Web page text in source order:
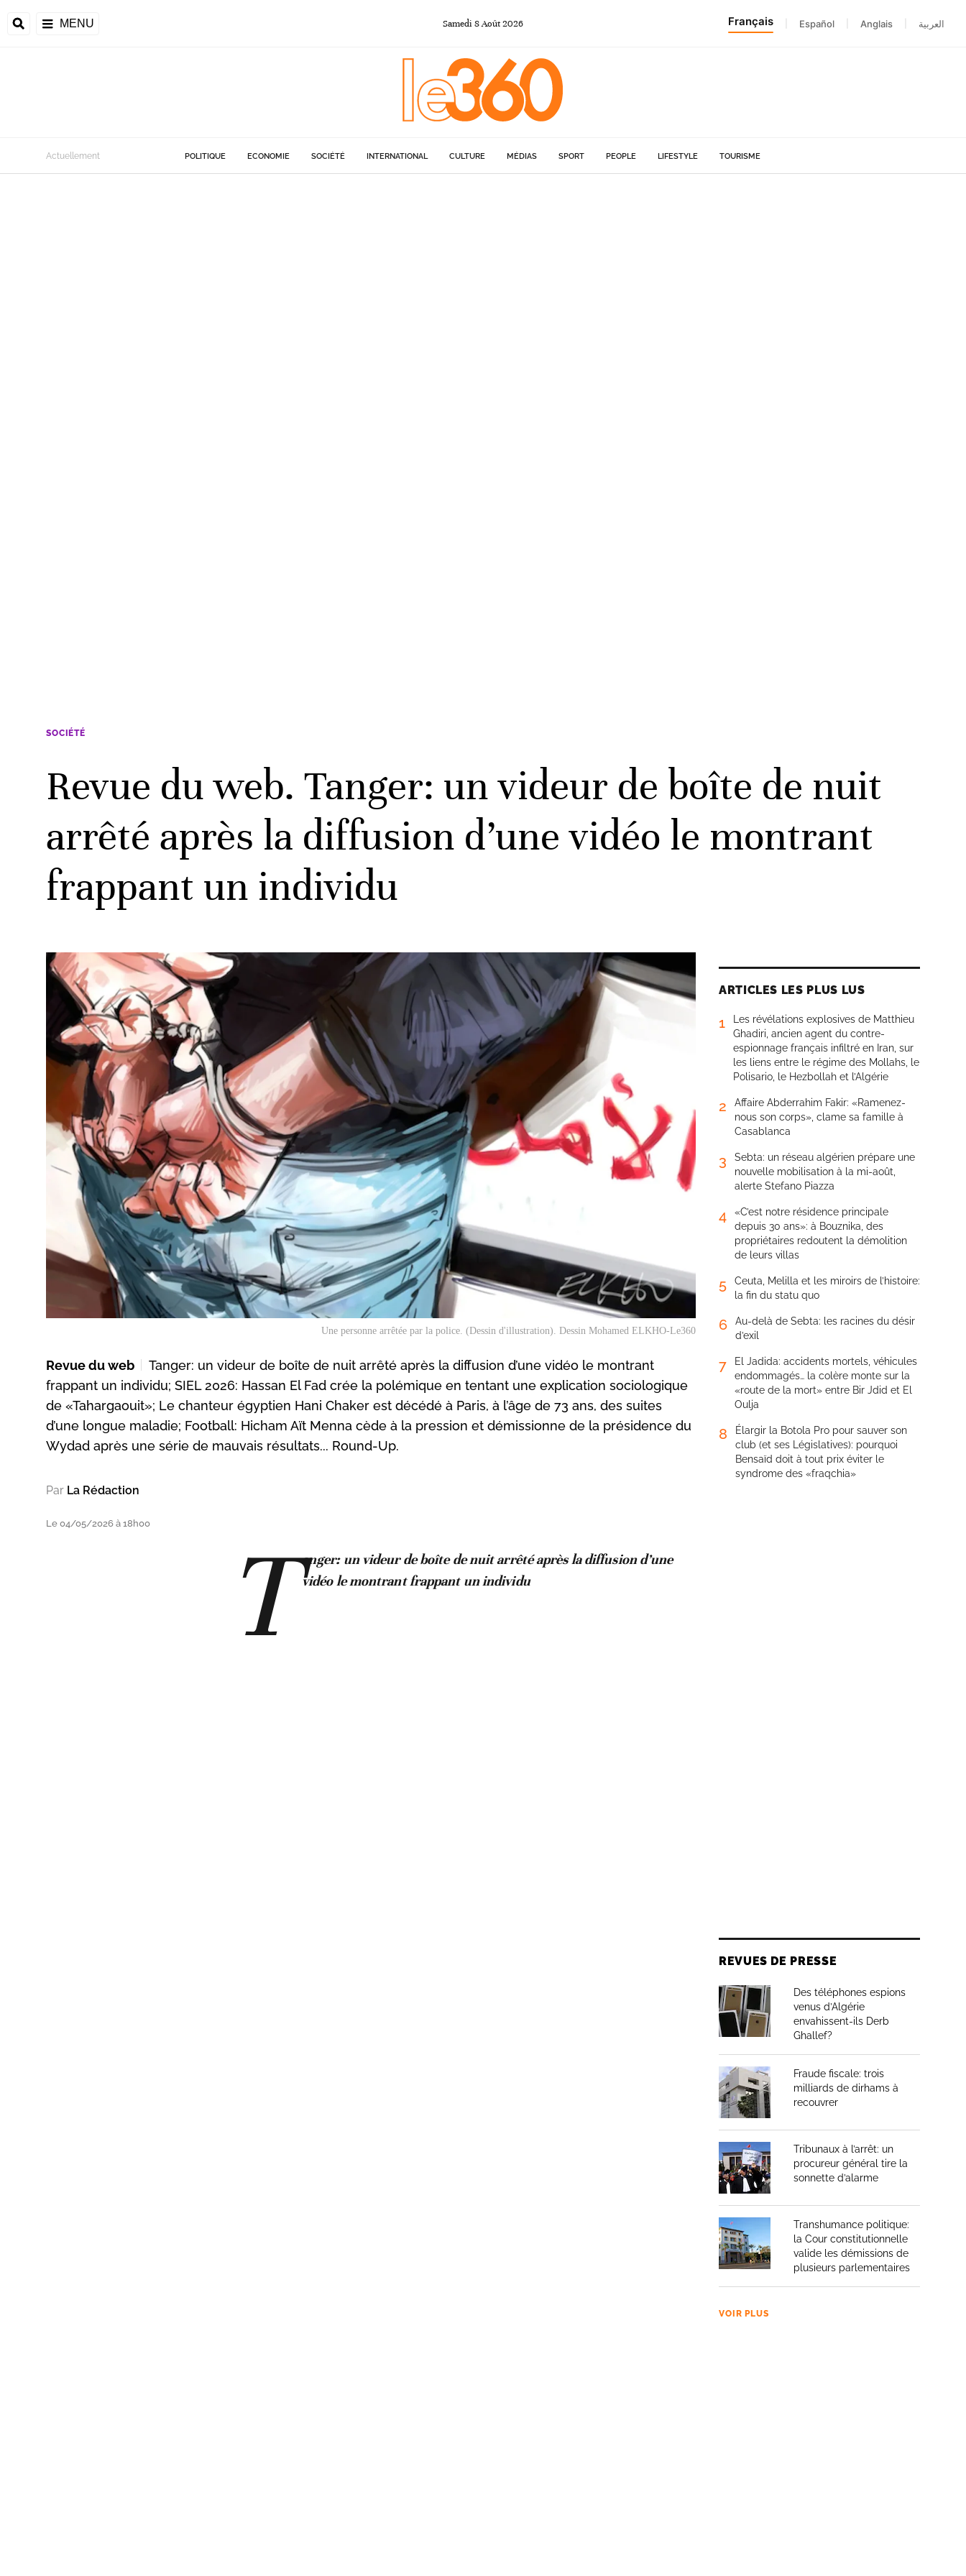
MENU Samedi 8Août2026 Français Español Anglais العربية
Actuellement POLITIQUE ECONOMIE SOCIÉTÉ INTERNATIONAL CULTURE MÉDIAS SPORT PEOPLE LIFESTYLE TOURISME
SOCIÉTÉ
Revue du web. Tanger: un videur de boîte de nuit
arrêté après la diffusion d’une vidéo le montrant
frappant un individu
Une personne arrêtée par la police. (Dessin d'illustration). Dessin Mohamed ELKHO-Le360
Revue du web
Tanger: un videur de boîte de nuit arrêté après la diffusion d’une vidéo le montrant
frappant un individu; SIEL 2026: Hassan El Fad crée la polémique en tentant une explication sociologique
de «Tahargaouit»; Le chanteur égyptien Hani Chaker est décédé à Paris, à l’âge de 73 ans, des suites
d’une longue maladie; Football: Hicham Aït Menna cède à la pression et démissionne de la présidence du
Wydad après une série de mauvais résultats... Round-Up.
Par La Rédaction
Le 04/05/2026 à 18h00 T anger: un videur de boîte de nuit arrêté après la diffusion d’une
vidéo le montrant frappant un individu
ARTICLES LES PLUS LUS
1
Les révélations explosives de Matthieu
Ghadiri, ancien agent du contre-
espionnage français infiltré en Iran, sur
les liens entre le régime des Mollahs, le
Polisario, le Hezbollah et l’Algérie
2
Affaire Abderrahim Fakir: «Ramenez-
nous son corps», clame sa famille à
Casablanca
3
Sebta: un réseau algérien prépare une
nouvelle mobilisation à la mi-août,
alerte Stefano Piazza
4
«C’est notre résidence principale
depuis 30 ans»: à Bouznika, des
propriétaires redoutent la démolition
de leurs villas
5
Ceuta, Melilla et les miroirs de l’histoire:
la fin du statu quo
6
Au-delà de Sebta: les racines du désir
d’exil
7
El Jadida: accidents mortels, véhicules
endommagés… la colère monte sur la
«route de la mort» entre Bir Jdid et El
Oulja
8
Élargir la Botola Pro pour sauver son
club (et ses Législatives): pourquoi
Bensaïd doit à tout prix éviter le
syndrome des «fraqchia»
REVUES DE PRESSE
Des téléphones espions
venus d’Algérie
envahissent-ils Derb
Ghallef?
Fraude fiscale: trois
milliards de dirhams à
recouvrer
Tribunaux à l’arrêt: un
procureur général tire la
sonnette d’alarme
Transhumance politique:
la Cour constitutionnelle
valide les démissions de
plusieurs parlementaires
VOIR PLUS